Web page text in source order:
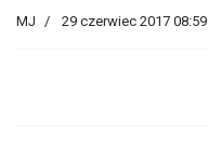
MJ 29 czerwiec 2017 08:59